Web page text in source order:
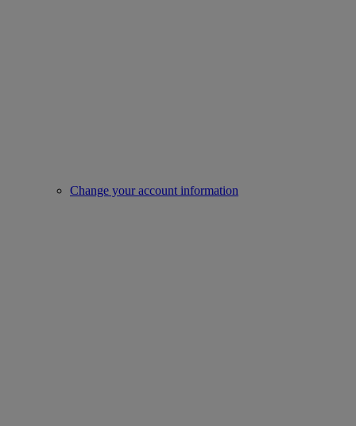
Change your account information